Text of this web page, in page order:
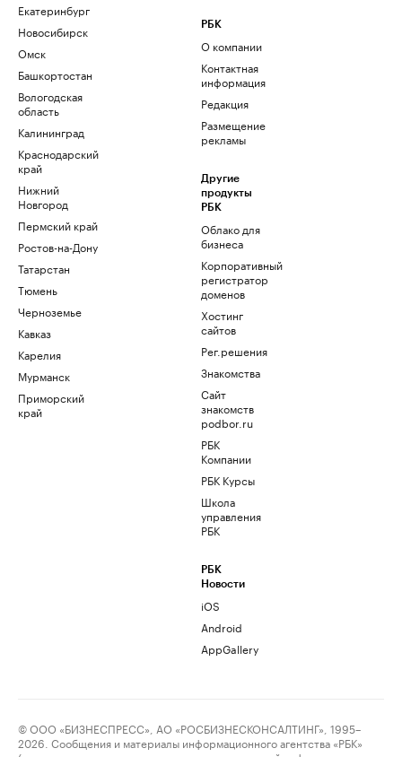
Екатеринбург
Новосибирск
Омск
Башкортостан
Вологодская
область
Калининград
Краснодарский
край
Нижний
Новгород
Пермский край
Ростов-на-Дону
Татарстан
Тюмень
Черноземье
Кавказ
Карелия
Мурманск
Приморский
край
РБК
О компании
Контактная
информация
Редакция
Размещение
рекламы
Другие
продукты
РБК
Облако для
бизнеса
Корпоративный
регистратор
доменов
Хостинг
сайтов
Рег.решения
Знакомства
Сайт
знакомств
podbor.ru
РБК
Компании
РБК Курсы
Школа
управления
РБК
РБК
Новости
iOS
Android
AppGallery
© ООО «БИЗНЕСПРЕСС», АО «РОСБИЗНЕСКОНСАЛТИНГ», 1995–
2026. Сообщения и материалы информационного агентства «РБК»